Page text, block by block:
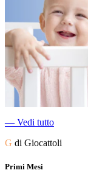
― Vedi tutto
G di Giocattoli
Primi Mesi